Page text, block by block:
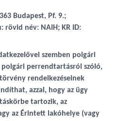
Budapest, Pf. 9.;
rövid név: NAIH; KR ID:
szemben polgári
polgári perrendtartásról szóló,
törvény rendelkezéseinek
azzal, hogy az ügy
tartozik, az
az Érintett lakóhelye (vagy